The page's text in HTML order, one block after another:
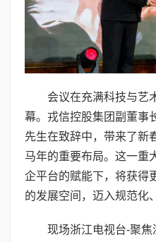
会议在充满科技与艺
幕。戎信控股集团副董事
先生在致辞中，带来了新
马年的重要布局。这一重
企平台的赋能下，将获得
的发展空间，迈入规范化
现场浙江电视台-聚